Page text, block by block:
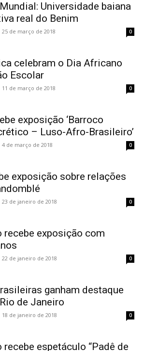
Universidade baiana
real do Benim
25 de março de 2018 0
celebram o Dia Africano
Escolar
11 de março de 2018 0
exposição ‘Barroco
– Luso-Afro-Brasileiro’
4 de março de 2018 0
exposição sobre relações
23 de janeiro de 2018 0
recebe exposição com
22 de janeiro de 2018 0
ganham destaque
de Janeiro
18 de janeiro de 2018 0
recebe espetáculo “Padê de